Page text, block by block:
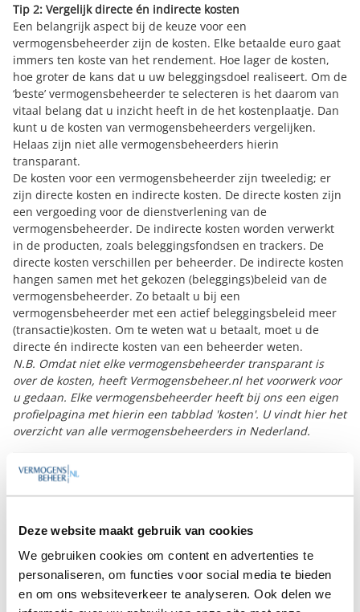
Deze website maakt gebruik van cookies
We gebruiken cookies om content en advertenties te
personaliseren, om functies voor social media te bieden
en om ons websiteverkeer te analyseren. Ook delen we
Tip 2: Vergelijk directe én indirecte kosten
Een belangrijk aspect bij de keuze voor een
vermogensbeheerder zijn de kosten. Elke betaalde euro gaat
immers ten koste van het rendement. Hoe lager de kosten,
hoe groter de kans dat u uw beleggingsdoel realiseert. Om de
‘beste’ vermogensbeheerder te selecteren is het daarom van
vitaal belang dat u inzicht heeft in de het kostenplaatje. Dan
kunt u de kosten van vermogensbeheerders vergelijken.
Helaas zijn niet alle vermogensbeheerders hierin
transparant.
De kosten voor een vermogensbeheerder zijn tweeledig; er
zijn directe kosten en indirecte kosten. De directe kosten zijn
een vergoeding voor de dienstverlening van de
vermogensbeheerder. De indirecte kosten worden verwerkt
in de producten, zoals beleggingsfondsen en trackers. De
directe kosten verschillen per beheerder. De indirecte kosten
hangen samen met het gekozen (beleggings)beleid van de
vermogensbeheerder. Zo betaalt u bij een
vermogensbeheerder met een actief beleggingsbeleid meer
(transactie)kosten. Om te weten wat u betaalt, moet u de
directe én indirecte kosten van een beheerder weten.
N.B. Omdat niet elke vermogensbeheerder transparant is
over de kosten, heeft Vermogensbeheer.nl het voorwerk voor
u gedaan. Elke vermogensbeheerder heeft bij ons een eigen
profielpagina met hierin een tabblad 'kosten'. U vindt hier het
overzicht van alle vermogensbeheerders in Nederland.
Tip 3: Vergelijk rendement én risico
Een hoog rendement impliceert meestal ook een hoger
risico. En risico's kunnen onrust en stress veroorzaken.
Het is daarbij erg lastig om rendementen en risico’s van
vermogensbeheerders onderling te vergelijken. Cijfers
zijn een momentopname en bieden uitsluitend inzicht in
de mate van het succes van het gevoerde